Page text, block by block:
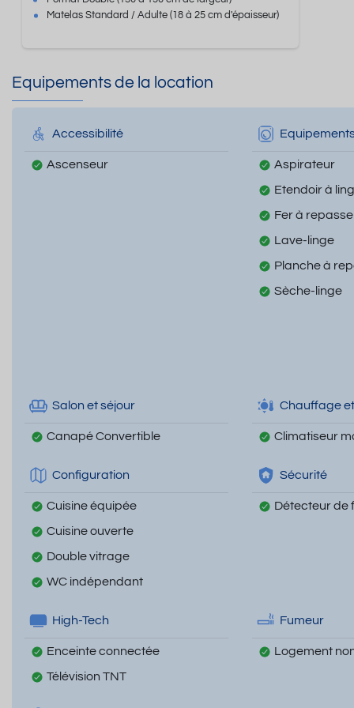
Matelas Standard / Adulte(18 à 25 cm d'épaisseur)
Equipements de la location
Accessibilité
Ascenseur
Aspirateur
Etendoir à
Fer à
Lave-linge
Planche à
Sèche-linge
Salon et séjour
Canapé Convertible
Chauffage
Climatiseur
Configuration
Cuisine équipée
Cuisine ouverte
Double vitrage
WC indépendant
Sécurité
Détecteur de
High-Tech
Enceinte connectée
Télévision TNT
Fumeur
Logement